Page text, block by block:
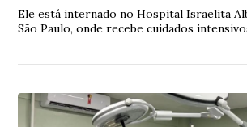
Ele está internado no Hospital Israelita
São Paulo, onde recebe cuidados